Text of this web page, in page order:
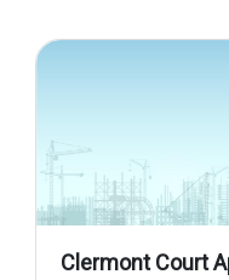
Clermont Court